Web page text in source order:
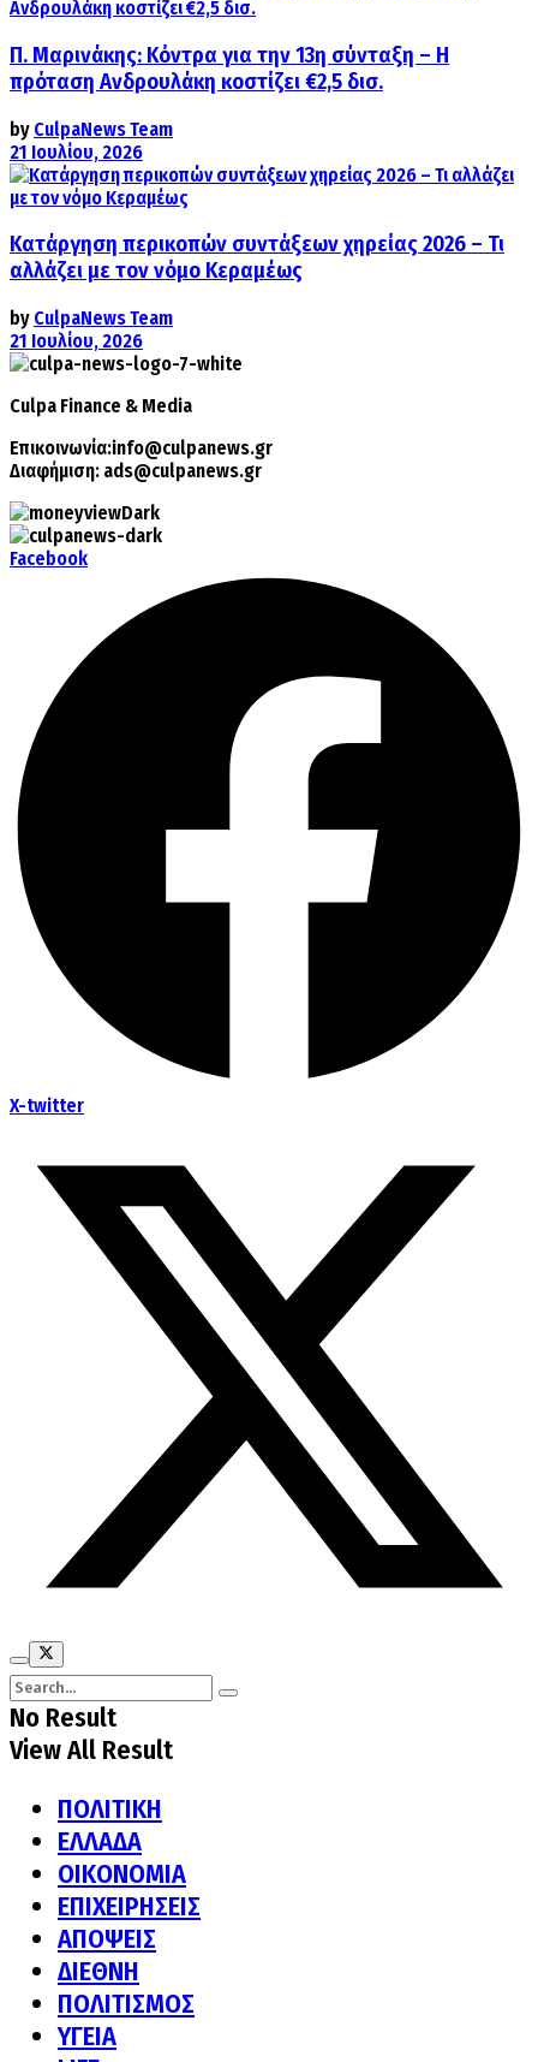
Π. Μαρινάκης: Κόντρα για την 13η σύνταξη – Η
πρόταση Ανδρουλάκη κοστίζει €2,5 δισ.
by CulpaNews Team
21 Ιουλίου, 2026
Κατάργηση περικοπών συντάξεων χηρείας 2026 – Τι
αλλάζει με τον νόμο Κεραμέως
by CulpaNews Team
21 Ιουλίου, 2026
Culpa Finance & Media
Επικοινωνία:info@culpanews.gr
Διαφήμιση: ads@culpanews.gr
Facebook
X-twitter
No Result
View All Result
ΠΟΛΙΤΙΚΗ
ΕΛΛΑΔΑ
ΟΙΚΟΝΟΜΙΑ
ΕΠΙΧΕΙΡΗΣΕΙΣ
ΑΠΟΨΕΙΣ
ΔΙΕΘΝΗ
ΠΟΛΙΤΙΣΜΟΣ
ΥΓΕΙΑ